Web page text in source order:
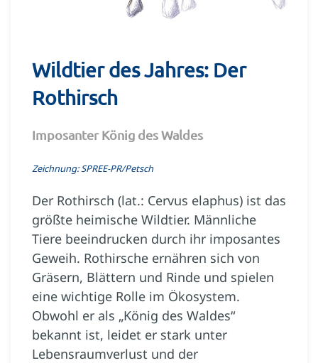
Wildtier des Jahres: Der
Rothirsch
Imposanter König des Waldes
Zeichnung: SPREE-PR/Petsch
Der Rothirsch (lat.: Cervus elaphus) ist das
größte heimische Wildtier. Männliche
Tiere beeindrucken durch ihr imposantes
Geweih. Rothirsche ernähren sich von
Gräsern, Blättern und Rinde und spielen
eine wichtige Rolle im Ökosystem.
Obwohl er als „König des Waldes“
bekannt ist, leidet er stark unter
Lebensraumverlust und der